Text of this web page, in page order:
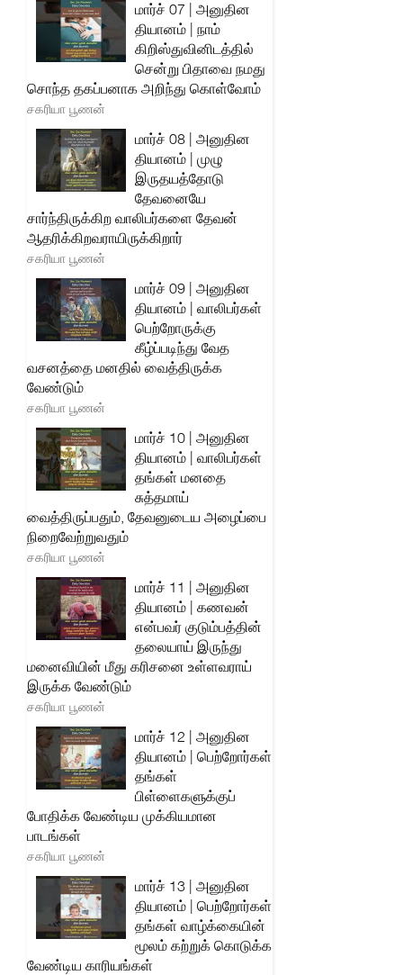
மார்ச் 07 | அனுதின
தியானம் | நாம்
கிறிஸ்துவினிடத்தில்
சென்று பிதாவை நமது
சொந்த தகப்பனாக அறிந்து கொள்வோம்
சகரியா பூணன்
மார்ச் 08 | அனுதின
தியானம் | முழு
இருதயத்தோடு
தேவனையே
சார்ந்திருக்கிற வாலிபர்களை தேவன்
ஆதரிக்கிறவராயிருக்கிறார்
சகரியா பூணன்
மார்ச் 09 | அனுதின
தியானம் | வாலிபர்கள்
பெற்றோருக்கு
கீழ்ப்படிந்து வேத
வசனத்தை மனதில் வைத்திருக்க
வேண்டும்
சகரியா பூணன்
மார்ச் 10 | அனுதின
தியானம் | வாலிபர்கள்
தங்கள் மனதை
சுத்தமாய்
வைத்திருப்பதும், தேவனுடைய அழைப்பை
நிறைவேற்றுவதும்
சகரியா பூணன்
மார்ச் 11 | அனுதின
தியானம் | கணவன்
என்பவர் குடும்பத்தின்
தலையாய் இருந்து
மனைவியின் மீது கரிசனை உள்ளவராய்
இருக்க வேண்டும்
சகரியா பூணன்
மார்ச் 12 | அனுதின
தியானம் | பெற்றோர்கள்
தங்கள்
பிள்ளைகளுக்குப்
போதிக்க வேண்டிய முக்கியமான
பாடங்கள்
சகரியா பூணன்
மார்ச் 13 | அனுதின
தியானம் | பெற்றோர்கள்
தங்கள் வாழ்க்கையின்
மூலம் கற்றுக் கொடுக்க
வேண்டிய காரியங்கள்